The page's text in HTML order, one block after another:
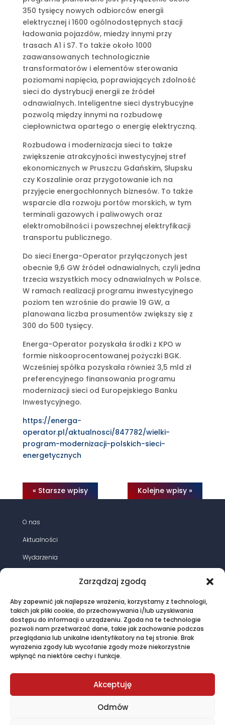
Zarządzaj zgodą
Aby zapewnić jak najlepsze wrażenia, korzystamy z technologii,
takich jak pliki cookie, do przechowywania i/lub uzyskiwania
dostępu do informacji o urządzeniu. Zgoda na te technologie
pozwoli nam przetwarzać dane, takie jak zachowanie podczas
przeglądania lub unikalne identyfikatory na tej stronie. Brak
wyrażenia zgody lub wycofanie zgody może niekorzystnie
wpłynąć na niektóre cechy i funkcje.
Akceptuję
Odmów
350 tysięcy nowych odbiorców energii
elektrycznej i 1600 ogólnodostępnych stacji
ładowania pojazdów, miedzy innymi przy
trasach A1 i S7. To także około 1000
zaawansowanych technologicznie
transformatorów i elementów sterowania
poziomami napięcia, poprawiających zdolność
sieci do dystrybucji energii ze źródeł
odnawialnych. Inteligentne sieci dystrybucyjne
pozwolą między innymi na rozbudowę
ciepłownictwa opartego o energię elektryczną.
Rozbudowa i modernizacja sieci to także
zwiększenie atrakcyjności inwestycyjnej stref
ekonomicznych w Pruszczu Gdańskim, Słupsku
czy Koszalinie oraz przygotowanie ich na
przyjęcie energochłonnych biznesów. To także
wsparcie dla rozwoju portów morskich, w tym
terminali gazowych i paliwowych oraz
elektromobilności i powszechnej elektryfikacji
transportu publicznego.
Do sieci Energa-Operator przyłączonych jest
obecnie 9,6 GW źródeł odnawialnych, czyli jedna
trzecia wszystkich mocy odnawialnych w Polsce.
W ramach realizacji programu inwestycyjnego
poziom ten wzrośnie do prawie 19 GW, a
planowana liczba prosumentów zwiększy się z
300 do 500 tysięcy.
Energa-Operator pozyskała środki z KPO w
formie niskooprocentowanej pożyczki BGK.
Wcześniej spółka pozyskała również 3,5 mld zł
preferencyjnego finansowania programu
modernizacji sieci od Europejskiego Banku
Inwestycyjnego.
https://energa-
operator.pl/aktualnosci/847782/wielki-
program-modernizacji-polskich-sieci-
energetycznych
« Starsze wpisy Kolejne wpisy »
O nas
Aktualności
Wydarzenia
Magazyn energia elektryczna
Oferta
Kontakt